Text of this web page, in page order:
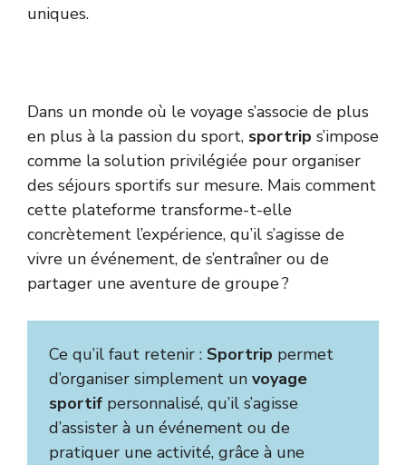
uniques.
Dans un monde où le voyage s’associe de plus
en plus à la passion du sport, sportrip s’impose
comme la solution privilégiée pour organiser
des séjours sportifs sur mesure. Mais comment
cette plateforme transforme-t-elle
concrètement l’expérience, qu’il s’agisse de
vivre un événement, de s’entraîner ou de
partager une aventure de groupe ?
Ce qu’il faut retenir : Sportrip permet
d’organiser simplement un voyage
sportif personnalisé, qu’il s’agisse
d’assister à un événement ou de
pratiquer une activité, grâce à une